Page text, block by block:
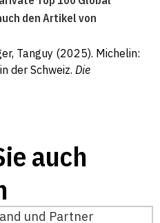
den Artikel von
Tanguy (2025). Michelin:
der Schweiz. Die
auch